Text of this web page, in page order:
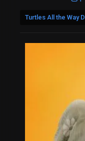
Turtles All the Way